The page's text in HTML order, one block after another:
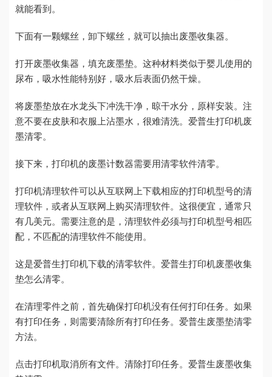
就能看到。
下面有一颗螺丝，卸下螺丝，就可以抽出废墨收集器。
打开废墨收集器，填充废墨垫。这种材料类似于婴儿使用的
尿布，吸水性能特别好，吸水后表面仍然干燥。
将废墨垫放在水龙头下冲洗干净，晾干水分，原样安装。注
意不要在皮肤和衣服上沾墨水，很难清洗。爱普生打印机废
墨清零。
接下来，打印机的废墨计数器需要用清零软件清零。
打印机清理软件可以从互联网上下载相应的打印机型号的清
理软件，或者从互联网上购买清理软件。这很便宜，通常只
有几美元。需要注意的是，清理软件必须与打印机型号相匹
配，不匹配的清理软件不能使用。
这是爱普生打印机下载的清零软件。爱普生打印机废墨收集
垫怎么清零。
在清理零件之前，首先确保打印机没有任何打印任务。如果
有打印任务，则需要清除所有打印任务。爱普生废墨垫清零
方法。
点击打印机取消所有文件。清除打印任务。爱普生废墨收集